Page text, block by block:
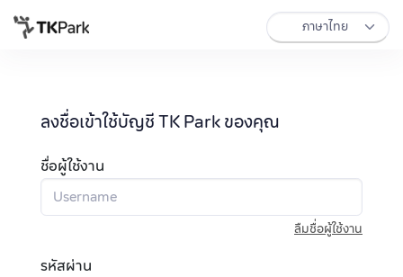
ลงชื่อเข้าใช้บัญชี TK Park ของคุณ
ชื่อผู้ใช้งาน
ลืมชื่อผู้ใช้งาน
รหัสผ่าน